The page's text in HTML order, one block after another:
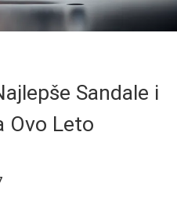
Sandale i
Ovo Leto